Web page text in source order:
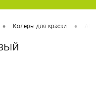
• Колеры для краски •